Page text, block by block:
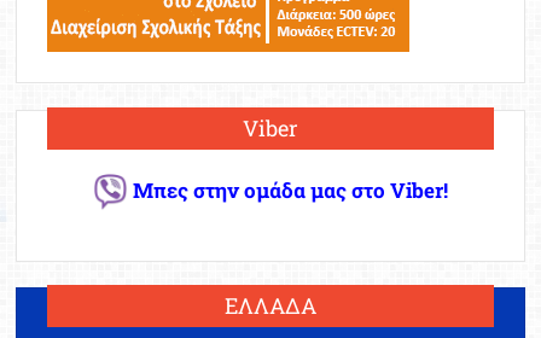
Viber
Μπες στην ομάδα μας στο Viber!
ΕΛΛΑΔΑ